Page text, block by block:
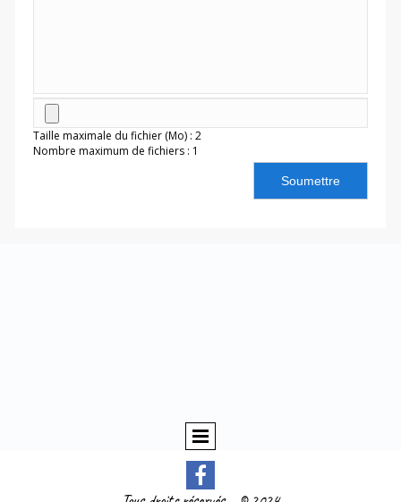
Taille maximale du fichier (Mo) : 2
Nombre maximum de fichiers : 1
Soumettre